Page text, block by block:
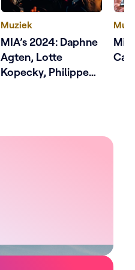
Muziek
MIA’s 2024: Daphne
Agten, Lotte
Kopecky, Philippe